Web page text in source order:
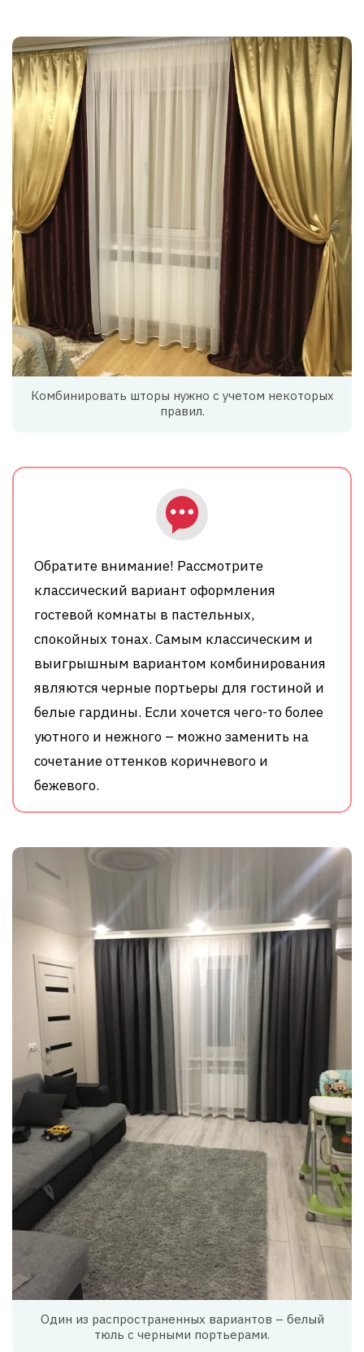
Комбинировать шторы нужно с учетом некоторых
правил.
Обратите внимание! Рассмотрите
классический вариант оформления
гостевой комнаты в пастельных,
спокойных тонах. Самым классическим и
выигрышным вариантом комбинирования
являются черные портьеры для гостиной и
белые гардины. Если хочется чего-то более
уютного и нежного – можно заменить на
сочетание оттенков коричневого и
бежевого.
Один из распространенных вариантов – белый
тюль с черными портьерами.